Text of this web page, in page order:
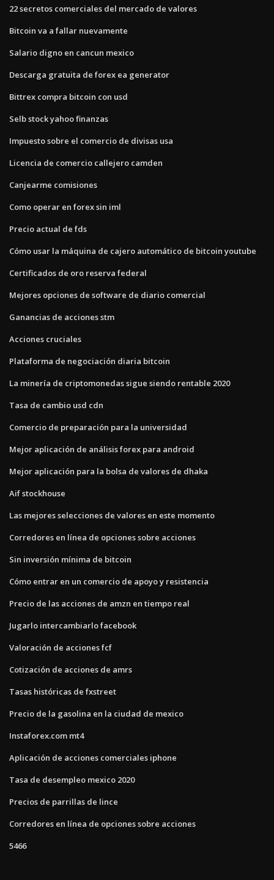
22 secretos comerciales del mercado de valores
Bitcoin va a fallar nuevamente
Salario digno en cancun mexico
Descarga gratuita de forex ea generator
Bittrex compra bitcoin con usd
Selb stock yahoo finanzas
Impuesto sobre el comercio de divisas usa
Licencia de comercio callejero camden
Canjearme comisiones
Como operar en forex sin iml
Precio actual de fds
Cómo usar la máquina de cajero automático de bitcoin youtube
Certificados de oro reserva federal
Mejores opciones de software de diario comercial
Ganancias de acciones stm
Acciones cruciales
Plataforma de negociación diaria bitcoin
La minería de criptomonedas sigue siendo rentable 2020
Tasa de cambio usd cdn
Comercio de preparación para la universidad
Mejor aplicación de análisis forex para android
Mejor aplicación para la bolsa de valores de dhaka
Aif stockhouse
Las mejores selecciones de valores en este momento
Corredores en línea de opciones sobre acciones
Sin inversión mínima de bitcoin
Cómo entrar en un comercio de apoyo y resistencia
Precio de las acciones de amzn en tiempo real
Jugarlo intercambiarlo facebook
Valoración de acciones fcf
Cotización de acciones de amrs
Tasas históricas de fxstreet
Precio de la gasolina en la ciudad de mexico
Instaforex.com mt4
Aplicación de acciones comerciales iphone
Tasa de desempleo mexico 2020
Precios de parrillas de lince
Corredores en línea de opciones sobre acciones
5466